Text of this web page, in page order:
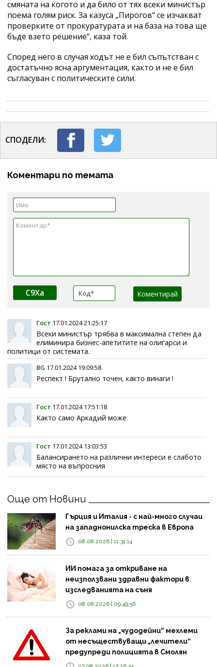
смяната на когото и да било от тях всеки министър
поема голям риск. За казуса „Пирогов“ се изчакват
проверките от прокуратурата и на база на това ще
бъде взето решение“, каза той.
Според него в случая ходът не е бил съпътстван с
достатъчно ясна аргументация, както и не е бил
съгласуван с политическите сили.
СПОДЕЛИ:
Коментари по темата
C9Xa
Гост 17.01.2024 21:25:17
Всеки министър трябва в максимална степен да
елиминира бизнес-апетитите на олигарси и
политици от системата.
BG 17.01.2024 19:09:58
Респект ! Брутално точен, както винаги !
Гост 17.01.2024 17:51:18
Както само Аркадий може
Гост 17.01.2024 13:03:53
Балансирането на различни интереси е слабото
място на въпросния
Още от Новини
Гърция и Италия - с най-много случаи
на западнонилска треска в Европа
08.08.2026 | 11:31:14
ИИ помага за откриване на
неизползвани здравни фактори в
изследванията на съня
08.08.2026 | 09:49:56
За реклами на „чудодейни“ мехлеми
от несъществуващи „лечители“
предупреди полицията в Смолян